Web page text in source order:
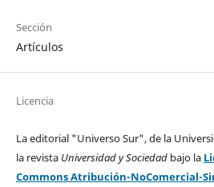
Sección
Artículos
Licencia
La editorial "Universo Sur", de la
la revista Universidad y Sociedad bajo la
Commons Atribución-NoComercial-